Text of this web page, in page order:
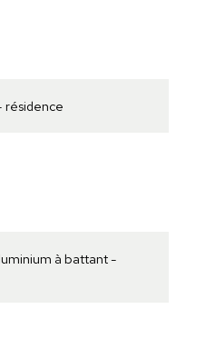
à battant -